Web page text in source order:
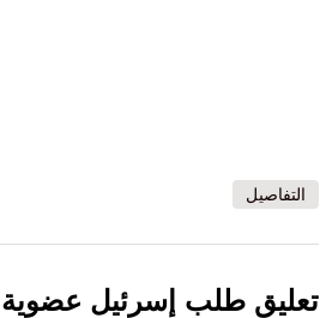
التفاصيل
تعليق طلب إسرئيل عضوية